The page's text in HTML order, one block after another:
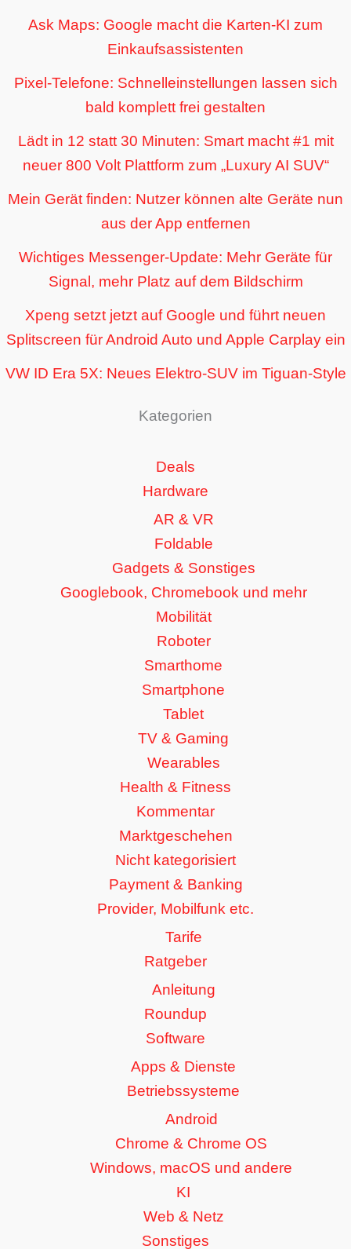
Ask Maps: Google macht die Karten-KI zum
Einkaufsassistenten
Pixel-Telefone: Schnelleinstellungen lassen sich
bald komplett frei gestalten
Lädt in 12 statt 30 Minuten: Smart macht #1 mit
neuer 800 Volt Plattform zum „Luxury AI SUV“
Mein Gerät finden: Nutzer können alte Geräte nun
aus der App entfernen
Wichtiges Messenger-Update: Mehr Geräte für
Signal, mehr Platz auf dem Bildschirm
Xpeng setzt jetzt auf Google und führt neuen
Splitscreen für Android Auto und Apple Carplay ein
VW ID Era 5X: Neues Elektro-SUV im Tiguan-Style
Kategorien
Deals
Hardware
AR & VR
Foldable
Gadgets & Sonstiges
Googlebook, Chromebook und mehr
Mobilität
Roboter
Smarthome
Smartphone
Tablet
TV & Gaming
Wearables
Health & Fitness
Kommentar
Marktgeschehen
Nicht kategorisiert
Payment & Banking
Provider, Mobilfunk etc.
Tarife
Ratgeber
Anleitung
Roundup
Software
Apps & Dienste
Betriebssysteme
Android
Chrome & Chrome OS
Windows, macOS und andere
KI
Web & Netz
Sonstiges